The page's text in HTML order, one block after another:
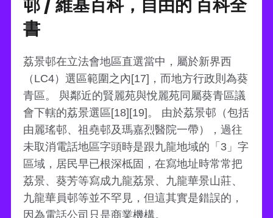
邨 / 維基百科，自由的 百科全
書
荔景邨在立法會地區直選當中，屬於新界西
（LC4）選區範圍之內[17]，而地方行政則為葵
青區。 與鄰近的賢麗苑與悅麗苑同屬葵青區議
會下轄的荔景選區[18][19]。 由於荔景邨（包括
由麗瑤邨、祖堯邨及瑪嘉烈醫院一帶），過往
未取消電話地區字頭時是跟九龍地域的「3」字
區域，居民早已根深柢固，在寫地址時常常把
荔景、葵芳等寫成九龍荔景、九龍華景山莊、
九龍華員邨等並不罕見，但這其實是錯誤的，
因為電話公司只是商業機構。